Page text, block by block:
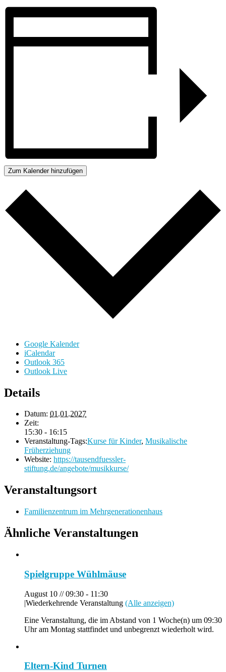
Zum Kalender hinzufügen
Google Kalender
iCalendar
Outlook 365
Outlook Live
Details
Datum: 01.01.2027
Zeit:
15:30 - 16:15
Veranstaltung-Tags:Kurse für Kinder, Musikalische
Früherziehung
Website: https://tausendfuessler-
stiftung.de/angebote/musikkurse/
Veranstaltungsort
Familienzentrum im Mehrgenerationenhaus
Ähnliche Veranstaltungen
Spielgruppe Wühlmäuse
August 10 // 09:30 - 11:30
|Wiederkehrende Veranstaltung (Alle anzeigen)
Eine Veranstaltung, die im Abstand von 1 Woche(n) um 09:30
Uhr am Montag stattfindet und unbegrenzt wiederholt wird.
Eltern-Kind Turnen